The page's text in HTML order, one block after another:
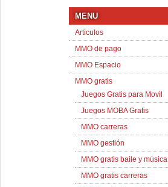
MENU
Articulos
MMO de pago
MMO Espacio
MMO gratis
Juegos Gratis para Movil
Juegos MOBA Gratis
MMO carreras
MMO gestión
MMO gratis baile y música
MMO gratis carreras